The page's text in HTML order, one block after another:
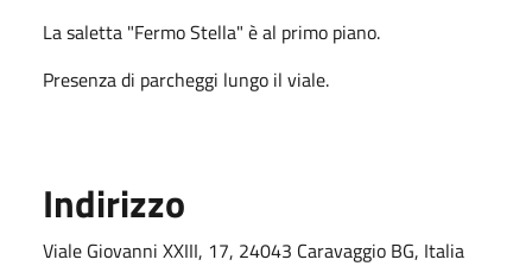
La saletta "Fermo Stella" è al primo piano.
Presenza di parcheggi lungo il viale.
Indirizzo
Viale Giovanni XXIII, 17, 24043 Caravaggio BG, Italia